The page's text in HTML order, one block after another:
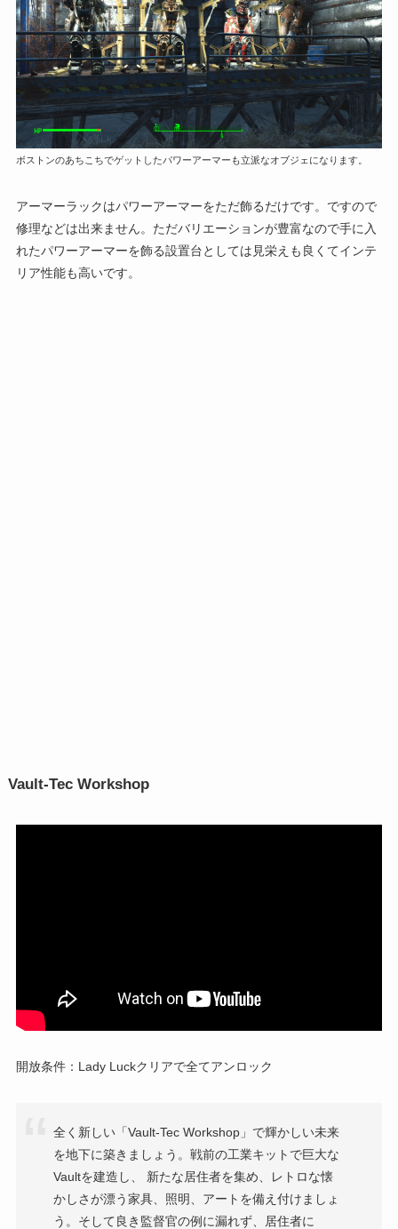
ボストンのあちこちでゲットしたパワーアーマーも立派なオブジェになります。
アーマーラックはパワーアーマーをただ飾るだけです。ですので
修理などは出来ません。ただバリエーションが豊富なので手に入
れたパワーアーマーを飾る設置台としては見栄えも良くてインテ
リア性能も高いです。
Vault-Tec Workshop
開放条件：Lady Luckクリアで全てアンロック
全く新しい「Vault-Tec Workshop」で輝かしい未来
を地下に築きましょう。戦前の工業キットで巨大な
Vaultを建造し、 新たな居住者を集め、レトロな懐
かしさが漂う家具、照明、アートを備え付けましょ
う。そして良き監督官の例に漏れず、居住者に